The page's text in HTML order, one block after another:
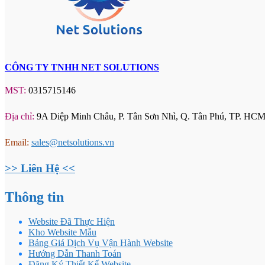
CÔNG TY TNHH NET SOLUTIONS
MST: 0315715146
Địa chỉ: 9A Diệp Minh Châu, P. Tân Sơn Nhì, Q. Tân Phú, TP.
Email: sales@netsolutions.vn
>> Liên Hệ <<
Thông tin
Website Đã Thực Hiện
Kho Website Mẫu
Bảng Giá Dịch Vụ Vận Hành Website
Hướng Dẫn Thanh Toán